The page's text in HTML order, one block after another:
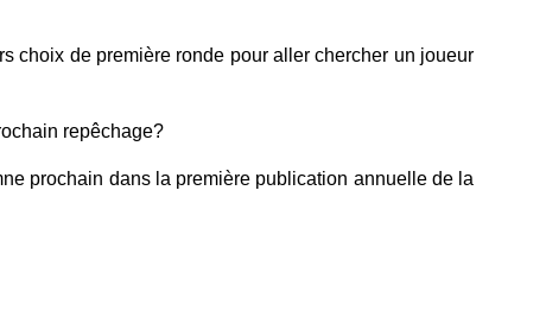
choix de première ronde pour aller chercher un joueur
repêchage?